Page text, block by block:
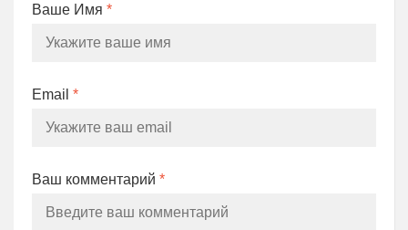
Ваше Имя *
Email *
Ваш комментарий *